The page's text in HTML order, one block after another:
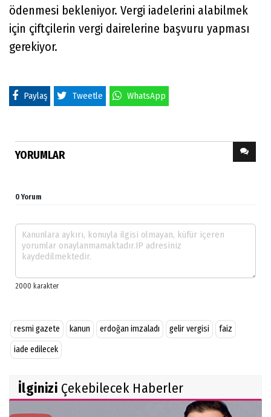
ödenmesi bekleniyor. Vergi iadelerini alabilmek
için çiftçilerin vergi dairelerine başvuru yapması
gerekiyor.
Paylaş Tweetle WhatsApp
YORUMLAR
0 Yorum
resmi gazete kanun erdoğan imzaladı gelir vergisi
faiz
iade edilecek
İlginizi Çekebilecek Haberler